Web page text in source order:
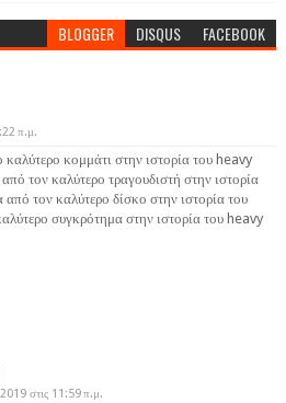
BLOGGER DISQUS FACEBOOK
π.μ.
κομμάτι στην ιστορία του heavy
τον καλύτερο τραγουδιστή στην ιστορία
τον καλύτερο δίσκο στην ιστορία του
συγκρότημα στην ιστορία του heavy
στις 11:59 π.μ.